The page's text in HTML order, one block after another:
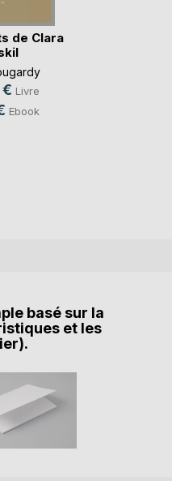
de Clara
€ Livre
Ebook
basé sur la
et les